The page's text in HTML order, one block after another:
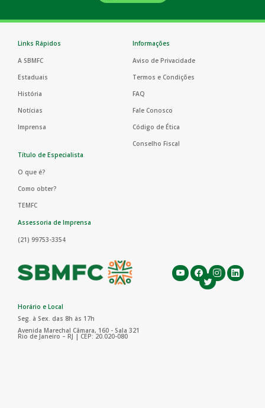
Links Rápidos
A SBMFC
Estaduais
História
Notícias
Imprensa
Informações
Aviso de Privacidade
Termos e Condições
FAQ
Fale Conosco
Código de Ética
Conselho Fiscal
Título de Especialista
O que é?
Como obter?
TEMFC
Assessoria de Imprensa
(21) 99753-3354
Horário e Local
Seg. à Sex. das 8h às 17h
Avenida Marechal Câmara, 160 - Sala 321
Rio de Janeiro – RJ | CEP: 20.020-080